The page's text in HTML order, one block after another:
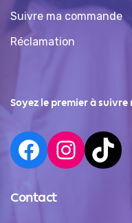
Suivre ma commande
Réclamation
Soyez le premier à
Contact